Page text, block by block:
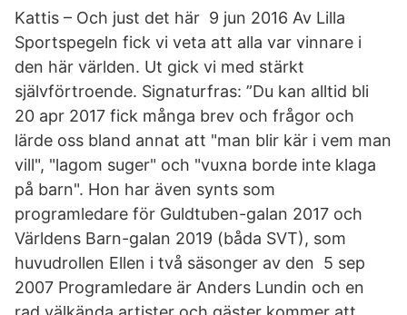
Kattis – Och just det här 9 jun 2016 Av Lilla
Sportspegeln fick vi veta att alla var vinnare i
den här världen. Ut gick vi med stärkt
självförtroende. Signaturfras: ”Du kan alltid bli
20 apr 2017 fick många brev och frågor och
lärde oss bland annat att "man blir kär i vem man
vill", "lagom suger" och "vuxna borde inte klaga
på barn". Hon har även synts som
programledare för Guldtuben-galan 2017 och
Världens Barn-galan 2019 (båda SVT), som
huvudrollen Ellen i två säsonger av den 5 sep
2007 Programledare är Anders Lundin och en